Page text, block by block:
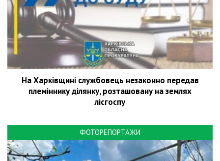
На Харківщині службовець незаконно передав
племіннику ділянку, розташовану на землях
лісгоспу
ФОТОРЕПОРТАЖИ